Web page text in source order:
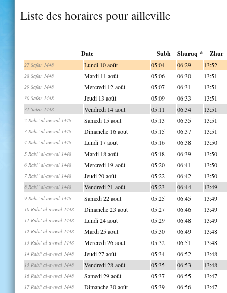
Liste des horaires pour ailleville
Date Subh Shuruq * Zhur
27 Safar 1448 Lundi 10 août 05:04 06:29 13:52
28 Safar 1448 Mardi 11 août 05:06 06:30 13:51
29 Safar 1448 Mercredi 12 août 05:07 06:31 13:51
30 Safar 1448 Jeudi 13 août 05:09 06:33 13:51
31 Safar 1448 Vendredi 14 août 05:11 06:34 13:51
2 Rabi' al-awwal 1448 Samedi 15 août 05:13 06:35 13:51
3 Rabi' al-awwal 1448 Dimanche 16 août 05:15 06:37 13:51
4 Rabi' al-awwal 1448 Lundi 17 août 05:16 06:38 13:50
5 Rabi' al-awwal 1448 Mardi 18 août 05:18 06:39 13:50
6 Rabi' al-awwal 1448 Mercredi 19 août 05:20 06:41 13:50
7 Rabi' al-awwal 1448 Jeudi 20 août 05:22 06:42 13:50
8 Rabi' al-awwal 1448 Vendredi 21 août 05:23 06:44 13:49
9 Rabi' al-awwal 1448 Samedi 22 août 05:25 06:45 13:49
10 Rabi' al-awwal 1448 Dimanche 23 août 05:27 06:46 13:49
11 Rabi' al-awwal 1448 Lundi 24 août 05:29 06:48 13:49
12 Rabi' al-awwal 1448 Mardi 25 août 05:30 06:49 13:48
13 Rabi' al-awwal 1448 Mercredi 26 août 05:32 06:51 13:48
14 Rabi' al-awwal 1448 Jeudi 27 août 05:34 06:52 13:48
15 Rabi' al-awwal 1448 Vendredi 28 août 05:35 06:53 13:48
16 Rabi' al-awwal 1448 Samedi 29 août 05:37 06:55 13:47
17 Rabi' al-awwal 1448 Dimanche 30 août 05:39 06:56 13:47